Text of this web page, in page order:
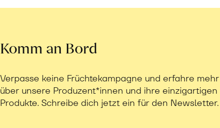
Komm an Bord
Verpasse keine Früchtekampagne und erfahre mehr
über unsere Produzent*innen und ihre einzigartigen
Produkte. Schreibe dich jetzt ein für den Newsletter.